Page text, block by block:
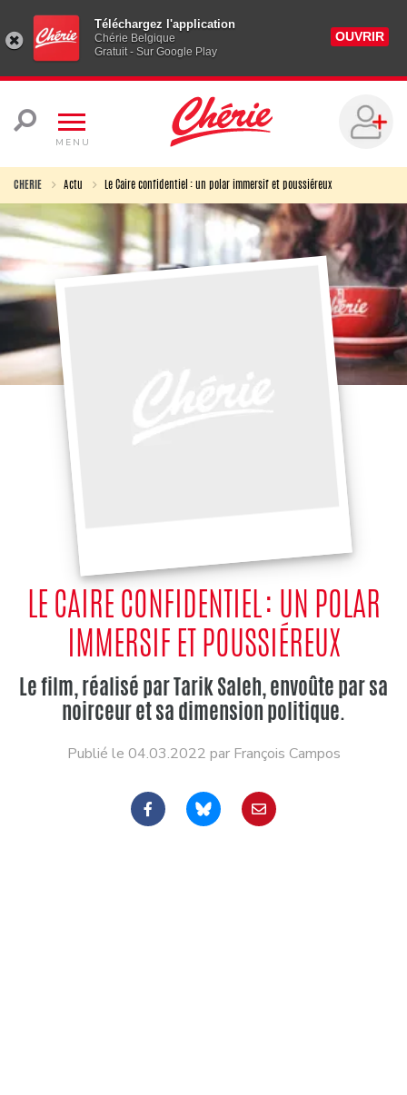
Téléchargez l'application
Chérie Belgique
Gratuit - Sur Google Play
OUVRIR
MENU
CHERIE Actu Le Caire confidentiel : un polar immersif et poussiéreux
LE CAIRE CONFIDENTIEL : UN POLAR
IMMERSIF ET POUSSIÉREUX
Le film, réalisé par Tarik Saleh, envoûte par sa
noirceur et sa dimension politique.
Publié le 04.03.2022 par François Campos